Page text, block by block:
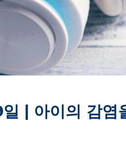
| 아이의 감염